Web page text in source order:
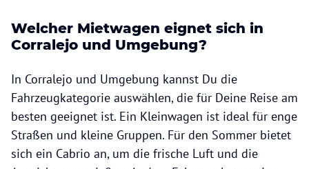
Welcher Mietwagen eignet sich in
Corralejo und Umgebung?
In Corralejo und Umgebung kannst Du die
Fahrzeugkategorie auswählen, die für Deine Reise am
besten geeignet ist. Ein Kleinwagen ist ideal für enge
Straßen und kleine Gruppen. Für den Sommer bietet
sich ein Cabrio an, um die frische Luft und die